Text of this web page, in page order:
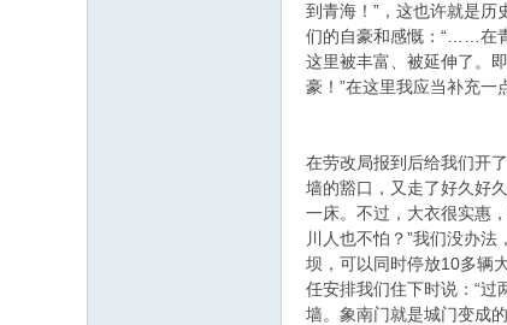
到青海！”，这也许就是历
们的自豪和感慨：“……在
这里被丰富、被延伸了。
豪！”在这里我应当补充
在劳改局报到后给我们开
墙的豁口，又走了好久好
一床。不过，大衣很实惠
川人也不怕？”我们没办
坝，可以同时停放10多辆
任安排我们住下时说：“
墙。象南门就是城门变成